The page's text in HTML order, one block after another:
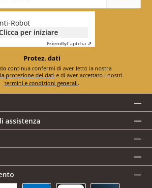
Robot
per iniziare
FriendlyCaptcha ⇗
Protez. dati
protezione dei dati
termini e condizioni generali.
assistenza